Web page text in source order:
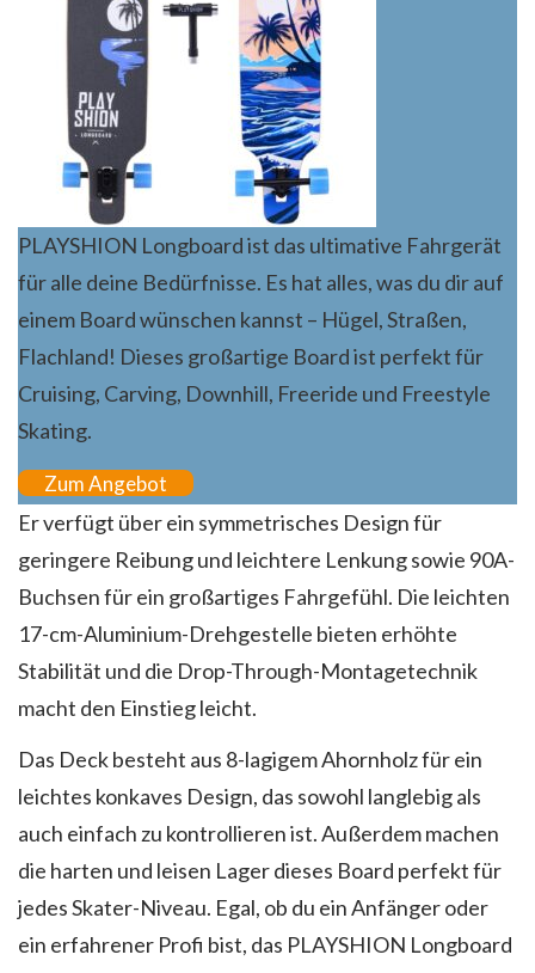
PLAYSHION Longboard ist das ultimative Fahrgerät
für alle deine Bedürfnisse. Es hat alles, was du dir auf
einem Board wünschen kannst – Hügel, Straßen,
Flachland! Dieses großartige Board ist perfekt für
Cruising, Carving, Downhill, Freeride und Freestyle
Skating.
Zum Angebot
Er verfügt über ein symmetrisches Design für
geringere Reibung und leichtere Lenkung sowie 90A-
Buchsen für ein großartiges Fahrgefühl. Die leichten
17-cm-Aluminium-Drehgestelle bieten erhöhte
Stabilität und die Drop-Through-Montagetechnik
macht den Einstieg leicht.
Das Deck besteht aus 8-lagigem Ahornholz für ein
leichtes konkaves Design, das sowohl langlebig als
auch einfach zu kontrollieren ist. Außerdem machen
die harten und leisen Lager dieses Board perfekt für
jedes Skater-Niveau. Egal, ob du ein Anfänger oder
ein erfahrener Profi bist, das PLAYSHION Longboard